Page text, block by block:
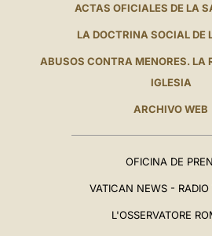
ACTAS OFICIALES DE LA
LA DOCTRINA SOCIAL DE
ABUSOS CONTRA MENORES. LA
IGLESIA
ARCHIVO WEB
OFICINA DE
VATICAN NEWS - RADIO
L'OSSERVATORE